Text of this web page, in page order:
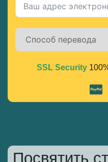
Alternative:
SSL Security
Посвятить